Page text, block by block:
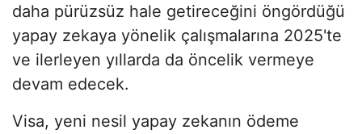
daha pürüzsüz hale getireceğini öngördüğü
yapay zekaya yönelik çalışmalarına 2025'te
ve ilerleyen yıllarda da öncelik vermeye
devam edecek.
Visa, yeni nesil yapay zekanın ödeme